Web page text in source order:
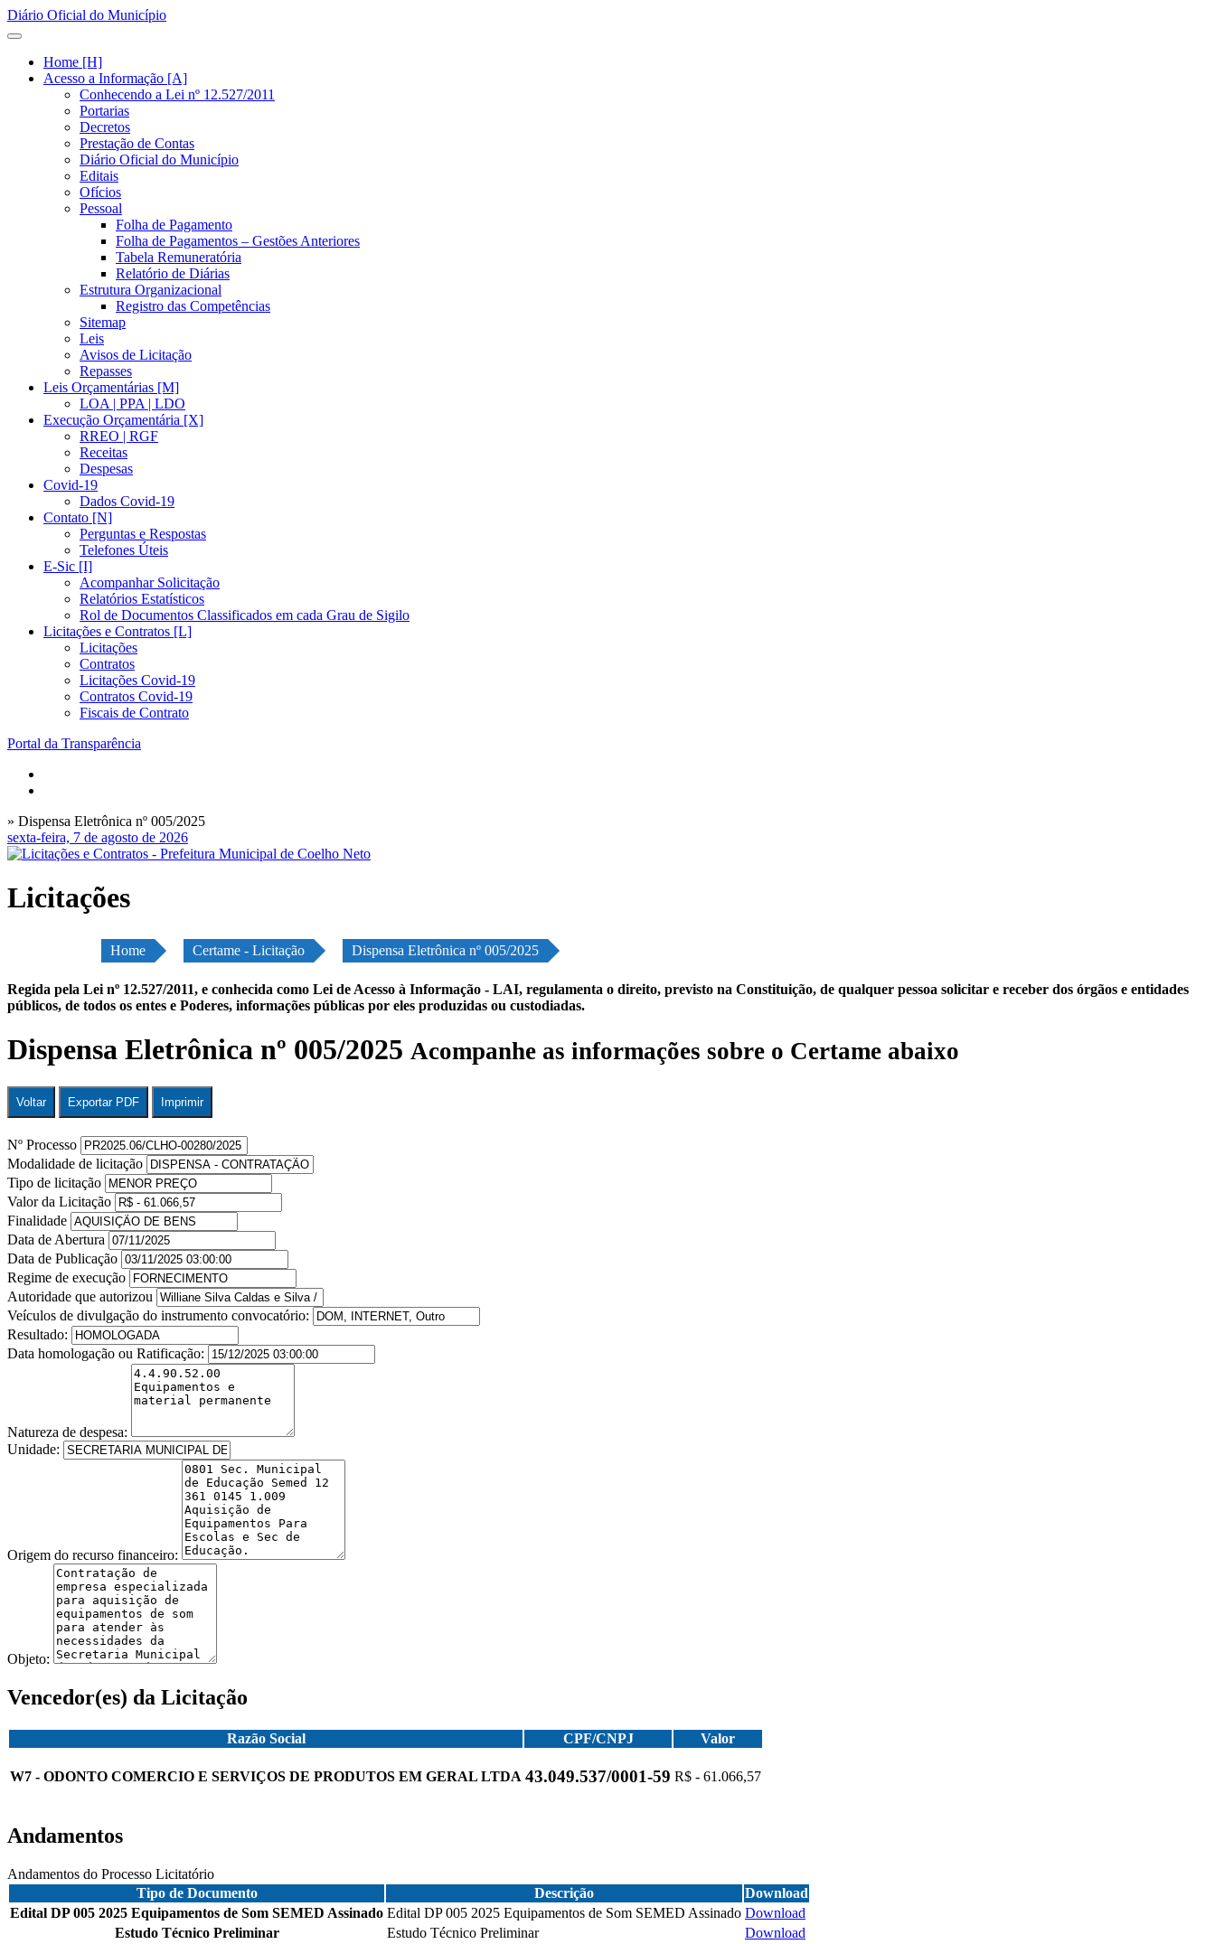
Diário Oficial do Município
Home [H]
Acesso a Informação [A]
Conhecendo a Lei nº 12.527/2011
Portarias
Decretos
Prestação de Contas
Diário Oficial do Município
Editais
Ofícios
Pessoal
Folha de Pagamento
Folha de Pagamentos – Gestões Anteriores
Tabela Remuneratória
Relatório de Diárias
Estrutura Organizacional
Registro das Competências
Sitemap
Leis
Avisos de Licitação
Repasses
Leis Orçamentárias [M]
LOA | PPA | LDO
Execução Orçamentária [X]
RREO | RGF
Receitas
Despesas
Covid-19
Dados Covid-19
Contato [N]
Perguntas e Respostas
Telefones Úteis
E-Sic [I]
Acompanhar Solicitação
Relatórios Estatísticos
Rol de Documentos Classificados em cada Grau de Sigilo
Licitações e Contratos [L]
Licitações
Contratos
Licitações Covid-19
Contratos Covid-19
Fiscais de Contrato
Portal da Transparência
» Dispensa Eletrônica nº 005/2025
sexta-feira, 7 de agosto de 2026
Licitações
Home Certame - Licitação Dispensa Eletrônica nº 005/2025
Regida pela Lei nº 12.527/2011, e conhecida como Lei de Acesso à Informação - LAI, regulamenta o direito, previsto na Constituição, de qualquer pessoa solicitar e receber dos órgãos e entidades
públicos, de todos os entes e Poderes, informações públicas por eles produzidas ou custodiadas.
Dispensa Eletrônica nº 005/2025 Acompanhe as informações sobre o Certame abaixo
Voltar Exportar PDF Imprimir
Nº Processo
Modalidade de licitação
Tipo de licitação
Valor da Licitação
Finalidade
Data de Abertura
Data de Publicação
Regime de execução
Autoridade que autorizou
Veículos de divulgação do instrumento convocatório:
Resultado:
Data homologação ou Ratificação:
Natureza de despesa:
Unidade:
Origem do recurso financeiro:
Objeto:
Vencedor(es) da Licitação
Razão Social CPF/CNPJ Valor
W7 - ODONTO COMERCIO E SERVIÇOS DE PRODUTOS EM GERAL LTDA 43.049.537/0001-59 R$ - 61.066,57
Andamentos
Andamentos do Processo Licitatório
Tipo de Documento
Descrição
Download
Edital DP 005 2025 Equipamentos de Som SEMED Assinado Edital DP 005 2025 Equipamentos de Som SEMED Assinado Download
Estudo Técnico Preliminar
Estudo Técnico Preliminar
Download